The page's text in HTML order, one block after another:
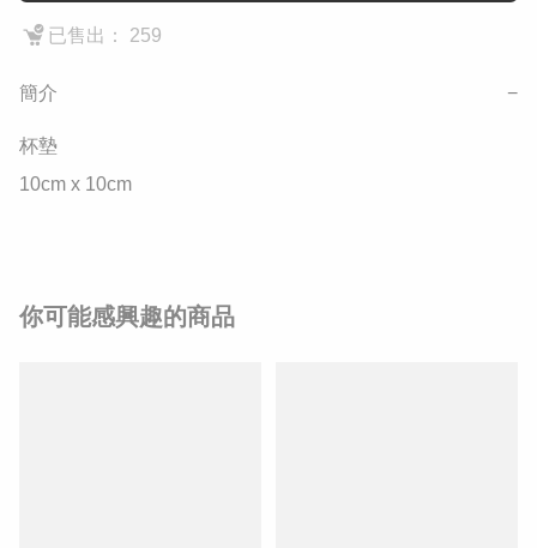
已售出： 259
簡介 −
杯墊
10cm x 10cm
你可能感興趣的商品